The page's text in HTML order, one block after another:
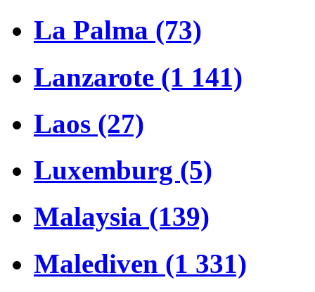
La Palma (73)
Lanzarote (1 141)
Laos (27)
Luxemburg (5)
Malaysia (139)
Malediven (1 331)